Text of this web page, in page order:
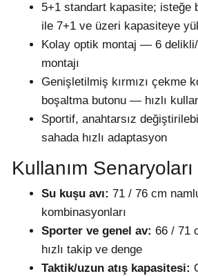
5+1 standart kapasite; isteğe
ile 7+1 ve üzeri kapasiteye
Kolay optik montaj — 6 delikli/
montajı
Genişletilmiş kırmızı çekme
boşaltma butonu — hızlı
Sportif, anahtarsız
sahada hızlı adaptasyon
Kullanım Senaryoları
Su kuşu avı: 71 / 76 cm
kombinasyonları
Sporter ve genel av: 66 / 71
hızlı takip ve denge
Taktik/uzun atış kapasitesi: